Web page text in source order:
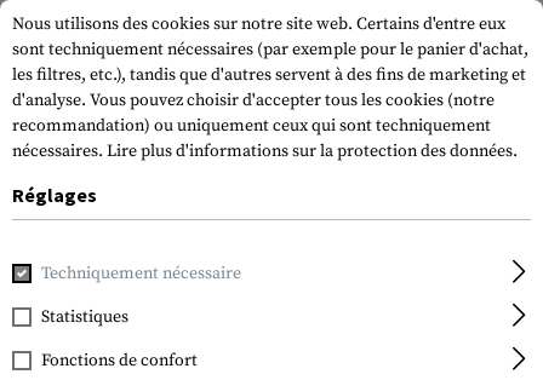
Gerber
Prodigy Serrated Knife
Nous utilisons des cookies sur notre site web. Certains d'entre eux
sont techniquement nécessaires (par exemple pour le panier d'achat,
les filtres, etc.), tandis que d'autres servent à des fins de marketing et
d'analyse. Vous pouvez choisir d'accepter tous les cookies (notre
recommandation) ou uniquement ceux qui sont techniquement
nécessaires. Lire plus d'informations sur la protection des données.
Réglages
Techniquement nécessaire
Statistiques
Fonctions de confort